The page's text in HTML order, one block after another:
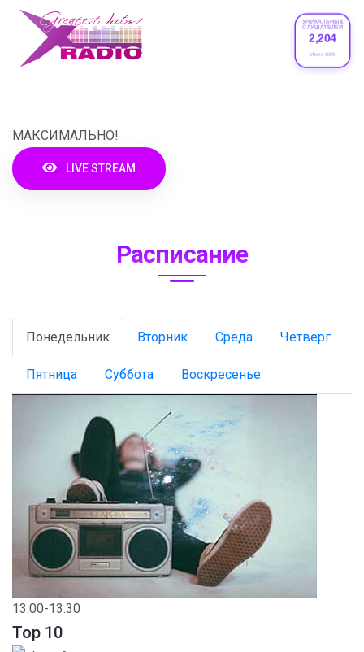
УНИКАЛЬНЫХ
СЛУШАТЕЛЕЙ
2,204
Июле 2026
МАКСИМАЛЬНО!
LIVE STREAM
Расписание
Понедельник Вторник Среда Четверг
Пятница Суббота Воскресенье
13:00-13:30
Top 10